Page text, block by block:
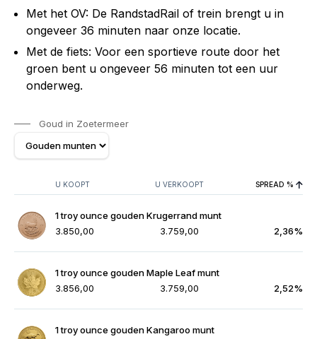
Met het OV: De RandstadRail of trein brengt u in
ongeveer 36 minuten naar onze locatie.
Met de fiets: Voor een sportieve route door het
groen bent u ongeveer 56 minuten tot een uur
onderweg.
Goud in Zoetermeer
U KOOPT U VERKOOPT SPREAD %
1 troy ounce gouden Krugerrand munt
3.850,00
3.759,00 2,36%
1 troy ounce gouden Maple Leaf munt
3.856,00
3.759,00 2,52%
1 troy ounce gouden Kangaroo munt